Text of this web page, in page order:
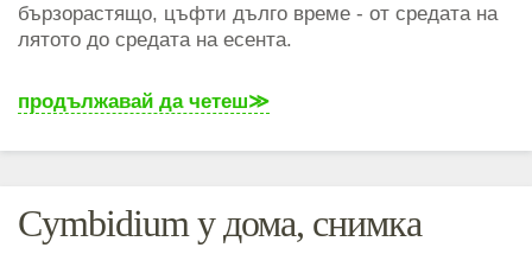
бързорастящо, цъфти дълго време - от средата на
лятото до средата на есента.
продължавай да четеш
Cymbidium у дома, снимка